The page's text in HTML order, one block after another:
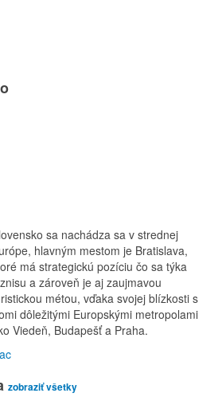
sa nachádza sa v strednej
hlavným mestom je Bratislava,
má strategickú pozíciu čo sa týka
a zároveň je aj zaujmavou
métou, vďaka svojej blízkosti s
dôležitými Europskými metropolami
Viedeň, Budapešť a Praha.
zobraziť všetky